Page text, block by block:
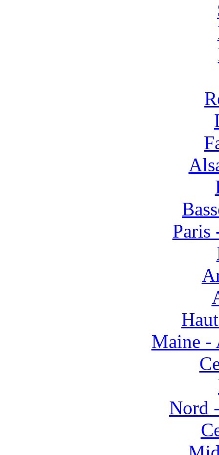
Paris
Maine -
Nord